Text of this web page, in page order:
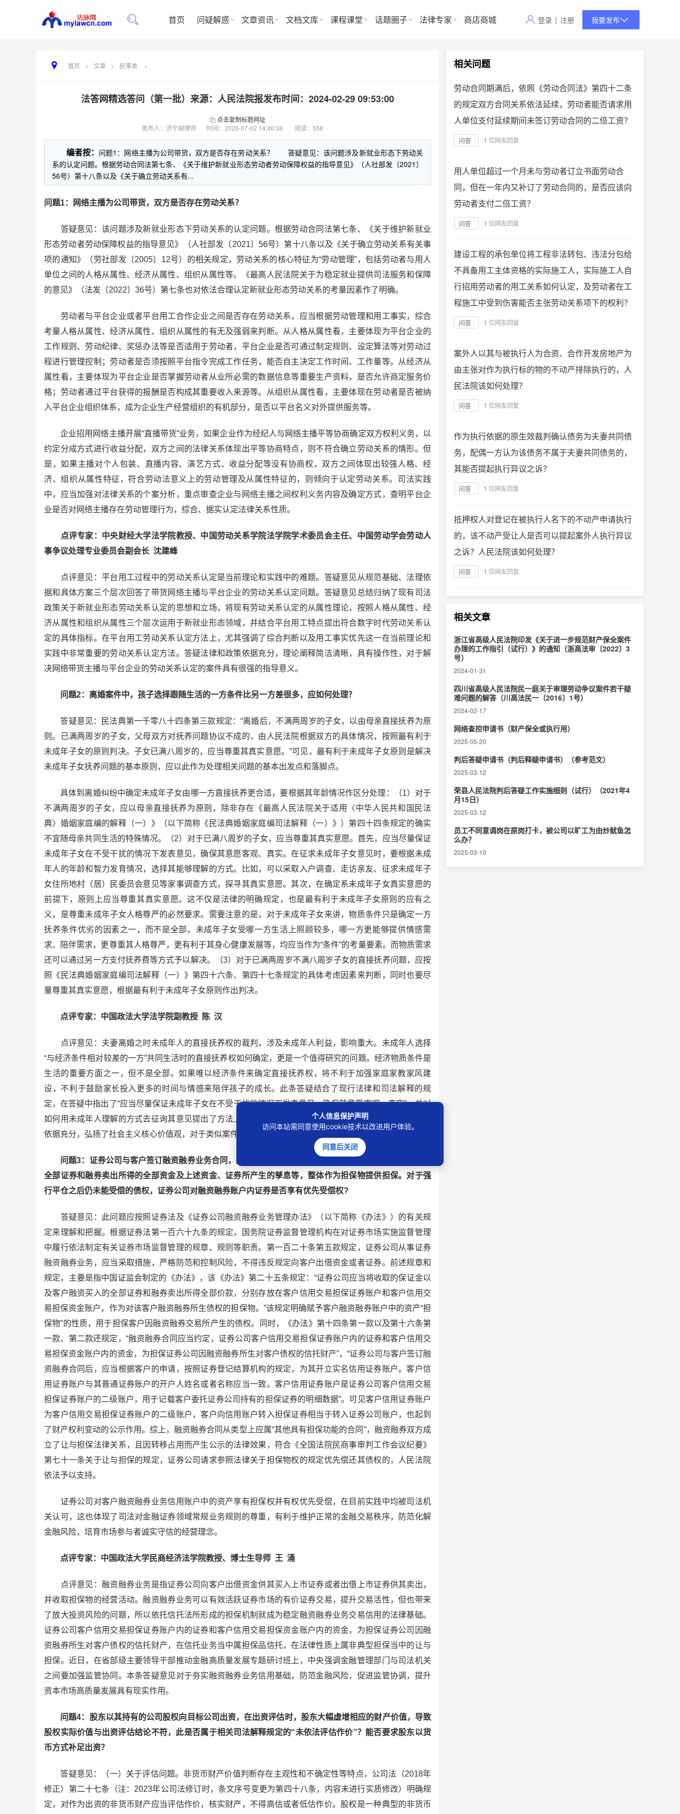
首页 问疑解惑 文章资讯 文档文库 课程课堂 话题圈子 法律专家 商店商城 登录 | 注册 我要发布
首页 > 文章 > 民事类 >
法答网精选答问（第一批）来源：人民法院报发布时间：2024-02-29 09:53:00
点击复制标题网址
发布人：济宁胡律师
时间： 2026-07-02 14:46:38 阅读：558
编者按： 问题1：网络主播为公司带货，双方是否存在劳动关系？ 答疑意见：该问题涉及新就业形态下劳动关
系的认定问题。根据劳动合同法第七条、《关于维护新就业形态劳动者劳动保障权益的指导意见》（人社部发〔2021〕
56号）第十八条以及《关于确立劳动关系有...
问题1：网络主播为公司带货，双方是否存在劳动关系？
答疑意见：该问题涉及新就业形态下劳动关系的认定问题。根据劳动合同法第七条、《关于维护新就业
形态劳动者劳动保障权益的指导意见》（人社部发〔2021〕56号）第十八条以及《关于确立劳动关系有关事
项的通知》（劳社部发〔2005〕12号）的相关规定，劳动关系的核心特征为“劳动管理”，包括劳动者与用人
单位之间的人格从属性、经济从属性、组织从属性等。《最高人民法院关于为稳定就业提供司法服务和保障
的意见》（法发〔2022〕36号）第七条也对依法合理认定新就业形态劳动关系的考量因素作了明确。
劳动者与平台企业或者平台用工合作企业之间是否存在劳动关系，应当根据劳动管理和用工事实，综合
考量人格从属性、经济从属性、组织从属性的有无及强弱来判断。从人格从属性看，主要体现为平台企业的
工作规则、劳动纪律、奖惩办法等是否适用于劳动者，平台企业是否可通过制定规则、设定算法等对劳动过
程进行管理控制；劳动者是否须按照平台指令完成工作任务，能否自主决定工作时间、工作量等。从经济从
属性看，主要体现为平台企业是否掌握劳动者从业所必需的数据信息等重要生产资料，是否允许商定服务价
格；劳动者通过平台获得的报酬是否构成其重要收入来源等。从组织从属性看，主要体现在劳动者是否被纳
入平台企业组织体系，成为企业生产经营组织的有机部分，是否以平台名义对外提供服务等。
企业招用网络主播开展“直播带货”业务，如果企业作为经纪人与网络主播平等协商确定双方权利义务，以
约定分成方式进行收益分配，双方之间的法律关系体现出平等协商特点，则不符合确立劳动关系的情形。但
是，如果主播对个人包装、直播内容、演艺方式、收益分配等没有协商权，双方之间体现出较强人格、经
济、组织从属性特征，符合劳动法意义上的劳动管理及从属性特征的，则倾向于认定劳动关系。司法实践
中，应当加强对法律关系的个案分析，重点审查企业与网络主播之间权利义务内容及确定方式，查明平台企
业是否对网络主播存在劳动管理行为，综合、据实认定法律关系性质。
点评专家：中央财经大学法学院教授、中国劳动关系学院法学院学术委员会主任、中国劳动学会劳动人
事争议处理专业委员会副会长 沈建峰
点评意见：平台用工过程中的劳动关系认定是当前理论和实践中的难题。答疑意见从规范基础、法理依
据和具体方案三个层次回答了带货网络主播与平台企业的劳动关系认定问题。答疑意见总结归纳了现有司法
政策关于新就业形态劳动关系认定的思想和立场，将现有劳动关系认定的从属性理论，按照人格从属性、经
济从属性和组织从属性三个层次运用于新就业形态领域，并结合平台用工特点提出符合数字时代劳动关系认
定的具体指标。在平台用工劳动关系认定方法上，尤其强调了综合判断以及用工事实优先这一在当前理论和
实践中非常重要的劳动关系认定方法。答疑法律和政策依据充分，理论阐释简洁清晰，具有操作性，对于解
决网络带货主播与平台企业的劳动关系认定的案件具有很强的指导意义。
问题2：离婚案件中，孩子选择跟随生活的一方条件比另一方差很多，应如何处理？
答疑意见：民法典第一千零八十四条第三款规定：“离婚后，不满两周岁的子女，以由母亲直接抚养为原
则。已满两周岁的子女，父母双方对抚养问题协议不成的，由人民法院根据双方的具体情况，按照最有利于
未成年子女的原则判决。子女已满八周岁的，应当尊重其真实意愿。”可见，最有利于未成年子女原则是解决
未成年子女抚养问题的基本原则，应以此作为处理相关问题的基本出发点和落脚点。
具体到离婚纠纷中确定未成年子女由哪一方直接抚养更合适，要根据其年龄情况作区分处理：（1）对于
不满两周岁的子女，应以母亲直接抚养为原则，除非存在《最高人民法院关于适用〈中华人民共和国民法
典〉婚姻家庭编的解释（一）》（以下简称《民法典婚姻家庭编司法解释（一）》）第四十四条规定的确实
不宜随母亲共同生活的特殊情况。（2）对于已满八周岁的子女，应当尊重其真实意愿。首先，应当尽量保证
未成年子女在不受干扰的情况下发表意见，确保其意愿客观、真实。在征求未成年子女意见时，要根据未成
年人的年龄和智力发育情况，选择其能够理解的方式。比如，可以采取入户调查、走访亲友、征求未成年子
女住所地村（居）民委员会意见等家事调查方式，探寻其真实意愿。其次，在确定系未成年子女真实意愿的
前提下，原则上应当尊重其真实意愿。这不仅是法律的明确规定，也是最有利于未成年子女原则的应有之
义，是尊重未成年子女人格尊严的必然要求。需要注意的是，对于未成年子女来讲，物质条件只是确定一方
抚养条件优劣的因素之一，而不是全部。未成年子女受哪一方生活上照顾较多，哪一方更能够提供情感需
求、陪伴需求，更尊重其人格尊严，更有利于其身心健康发展等，均应当作为“条件”的考量要素。而物质需求
还可以通过另一方支付抚养费等方式予以解决。（3）对于已满两周岁不满八周岁子女的直接抚养问题，应按
照《民法典婚姻家庭编司法解释（一）》第四十六条、第四十七条规定的具体考虑因素来判断，同时也要尽
量尊重其真实意愿，根据最有利于未成年子女原则作出判决。
点评专家：中国政法大学法学院副教授 陈 汉
点评意见：夫妻离婚之时未成年人的直接抚养权的裁判，涉及未成年人利益，影响重大。未成年人选择
“与经济条件相对较差的一方”共同生活时的直接抚养权如何确定，更是一个值得研究的问题。经济物质条件是
生活的重要方面之一，但不是全部。如果唯以经济条件来确定直接抚养权，将不利于加强家庭家教家风建
设，不利于鼓励家长投入更多的时间与情感来陪伴孩子的成长。此条答疑结合了现行法律和司法解释的规
定，在答疑中指出了“应当尽量保证未成年子女在不受干扰的情况下发表意见，确保其意愿客观、真实”，并对
如何用未成年人理解的方式去征询其意见提出了方法上的建议，特别值得肯定。答疑观点鲜明，逻辑清晰，
依据充分，弘扬了社会主义核心价值观，对于类似案件问题处理具有较强指导意义。
问题3：证券公司与客户签订融资融券业务合同，约定客户在证券公司开立的融资融券账户中融资买入的
全部证券和融券卖出所得的全部资金及上述资金、证券所产生的孳息等，整体作为担保物提供担保。对于强
行平仓之后仍未能受偿的债权，证券公司对融资融券账户内证券是否享有优先受偿权?
答疑意见：此问题应按照证券法及《证券公司融资融券业务管理办法》（以下简称《办法》）的有关规
定来理解和把握。根据证券法第一百六十九条的规定，国务院证券监督管理机构在对证券市场实施监督管理
中履行依法制定有关证券市场监督管理的规章、规则等职责。第一百二十条第五款规定，证券公司从事证券
融资融券业务，应当采取措施，严格防范和控制风险，不得违反规定向客户出借资金或者证券。前述规章和
规定，主要是指中国证监会制定的《办法》，该《办法》第二十五条规定：“证券公司应当将收取的保证金以
及客户融资买入的全部证券和融券卖出所得全部价款，分别存放在客户信用交易担保证券账户和客户信用交
易担保资金账户，作为对该客户融资融券所生债权的担保物。”该规定明确赋予客户融资融券账户中的资产“担
保物”的性质，用于担保客户因融资融券交易所产生的债权。同时，《办法》第十四条第一款以及第十六条第
一款、第二款还规定，“融资融券合同应当约定，证券公司客户信用交易担保证券账户内的证券和客户信用交
易担保资金账户内的资金，为担保证券公司因融资融券所生对客户债权的信托财产”，“证券公司与客户签订融
资融券合同后，应当根据客户的申请，按照证券登记结算机构的规定，为其开立实名信用证券账户。客户信
用证券账户与其普通证券账户的开户人姓名或者名称应当一致。客户信用证券账户是证券公司客户信用交易
担保证券账户的二级账户，用于记载客户委托证券公司持有的担保证券的明细数据”。可见客户信用证券账户
为客户信用交易担保证券账户的二级账户，客户向信用账户转入担保证券相当于转入证券公司账户，也起到
了财产权利变动的公示作用。综上，融资融券合同从类型上应属“其他具有担保功能的合同”，融资融券双方成
立了让与担保法律关系，且因转移占用而产生公示的法律效果，符合《全国法院民商事审判工作会议纪要》
第七十一条关于让与担保的规定，证券公司请求参照法律关于担保物权的规定优先偿还其债权的，人民法院
依法予以支持。
证券公司对客户融资融券业务信用账户中的资产享有担保权并有权优先受偿，在目前实践中均被司法机
关认可，这也体现了司法对金融证券领域常规业务规则的尊重，有利于维护正常的金融交易秩序，防范化解
金融风险，培育市场参与者诚实守信的经营理念。
点评专家：中国政法大学民商经济法学院教授、博士生导师 王 涌
点评意见：融资融券业务是指证券公司向客户出借资金供其买入上市证券或者出借上市证券供其卖出，
并收取担保物的经营活动。融资融券业务可以有效活跃证券市场的有价证券交易，提升交易活性，但也带来
了放大投资风险的问题，所以依托信托法所形成的担保机制就成为稳定融资融券业务交易信用的法律基础。
证券公司客户信用交易担保证券账户内的证券和客户信用交易担保资金账户内的资金，为担保证券公司因融
资融券所生对客户债权的信托财产，在信托业务当中属担保品信托，在法律性质上属非典型担保当中的让与
担保。近日，在省部级主要领导干部推动金融高质量发展专题研讨班上，中央强调金融管理部门与司法机关
之间要加强监管协同。本条答疑意见对于夯实融资融券业务信用基础，防范金融风险，促进监管协调，提升
资本市场高质量发展具有现实作用。
问题4：股东以其持有的公司股权向目标公司出资，在出资评估时，股东大幅虚增相应的财产价值，导致
股权实际价值与出资评估结论不符，此是否属于相关司法解释规定的“未依法评估作价”？能否要求股东以货
币方式补足出资？
答疑意见：（一）关于评估问题。非货币财产价值判断存在主观性和不确定性等特点，公司法（2018年
修正）第二十七条（注：2023年公司法修订时，条文序号变更为第四十八条，内容未进行实质修改）明确规
定，对作为出资的非货币财产应当评估作价，核实财产，不得高估或者低估作价。股权是一种典型的非货币
相关问题
劳动合同期满后，依照《劳动合同法》第四十二条
的规定双方合同关系依法延续，劳动者能否请求用
人单位支付延续期间未签订劳动合同的二倍工资？
问答 1 位网友回复
用人单位超过一个月未与劳动者订立书面劳动合
同，但在一年内又补订了劳动合同的，是否应该向
劳动者支付二倍工资？
问答 1 位网友回复
建设工程的承包单位将工程非法转包、违法分包给
不具备用工主体资格的实际施工人，实际施工人自
行招用劳动者的用工关系如何认定，及劳动者在工
程施工中受到伤害能否主张劳动关系项下的权利？
问答 1 位网友回复
案外人以其与被执行人为合资、合作开发房地产为
由主张对作为执行标的物的不动产排除执行的，人
民法院该如何处理？
问答 1 位网友回复
作为执行依据的原生效裁判确认债务为夫妻共同债
务，配偶一方认为该债务不属于夫妻共同债务的，
其能否提起执行异议之诉？
问答 1 位网友回复
抵押权人对登记在被执行人名下的不动产申请执行
的，该不动产受让人是否可以提起案外人执行异议
之诉？人民法院该如何处理？
问答 1 位网友回复
相关文章
浙江省高级人民法院印发《关于进一步规范财产保全案件
办理的工作指引（试行）》的通知（浙高法审〔2022〕3
号）
2024-01-31
四川省高级人民法院民一庭关于审理劳动争议案件若干疑
难问题的解答（川高法民一〔2016〕1号）
2024-02-17
网络查控申请书（财产保全或执行用）
2025-05-20
判后答疑申请书（判后释疑申请书）（参考范文）
2025-03-12
荣县人民法院判后答疑工作实施细则（试行）（2021年4
月15日）
2025-03-12
员工不同意调岗在原岗打卡，被公司以旷工为由炒鱿鱼怎
么办？
2025-03-10
个人信息保护声明
访问本站需同意使用cookie技术以改进用户体验。
同意后关闭